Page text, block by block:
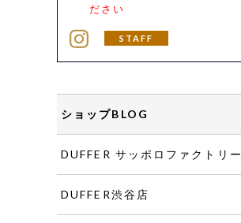
ださい
STAFF
ショップBLOG
DUFFER サッポロファクトリー
DUFFER渋谷店